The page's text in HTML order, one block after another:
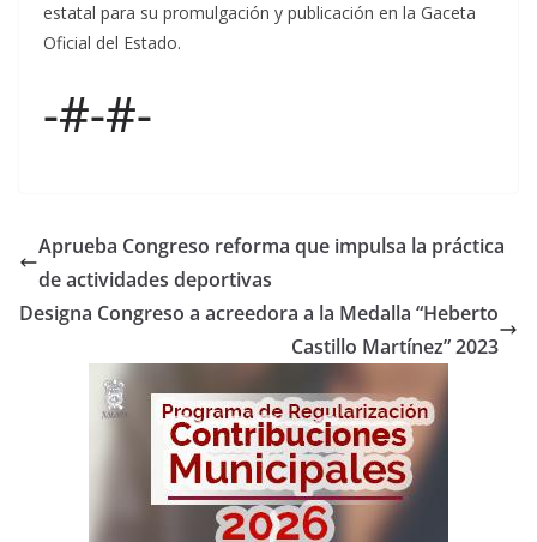
estatal para su promulgación y publicación en la Gaceta
Oficial del Estado.
-#-#-
Aprueba Congreso reforma que impulsa la práctica
de actividades deportivas
Designa Congreso a acreedora a la Medalla “Heberto
Castillo Martínez” 2023